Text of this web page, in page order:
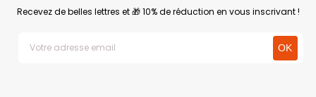
Recevez de belles lettres et 🎁 10% de réduction en vous inscrivant !